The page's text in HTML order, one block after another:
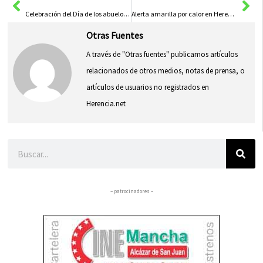
Celebración del Día de los abuelos en el Centro de Mayores Alerta amarilla por calor en Herencia y la región
Otras Fuentes
A través de "Otras fuentes" publicamos artículos
relacionados de otros medios, notas de prensa, o
artículos de usuarios no registrados en
Herencia.net
– patrocinadores –